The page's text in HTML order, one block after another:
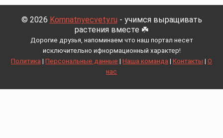
© 2026 Komnatnyecvety.ru - учимся выращивать
растения вместе ☘️
Дорогие друзья, напоминаем что наш портал несет
исключительно ифнормационный характер!
Политика | Персональные данные | Наша команда | Контакты | О
нас